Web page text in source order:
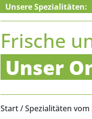
Unsere Spezialitäten:
Frische
Unser
Start/ Spezialitäten